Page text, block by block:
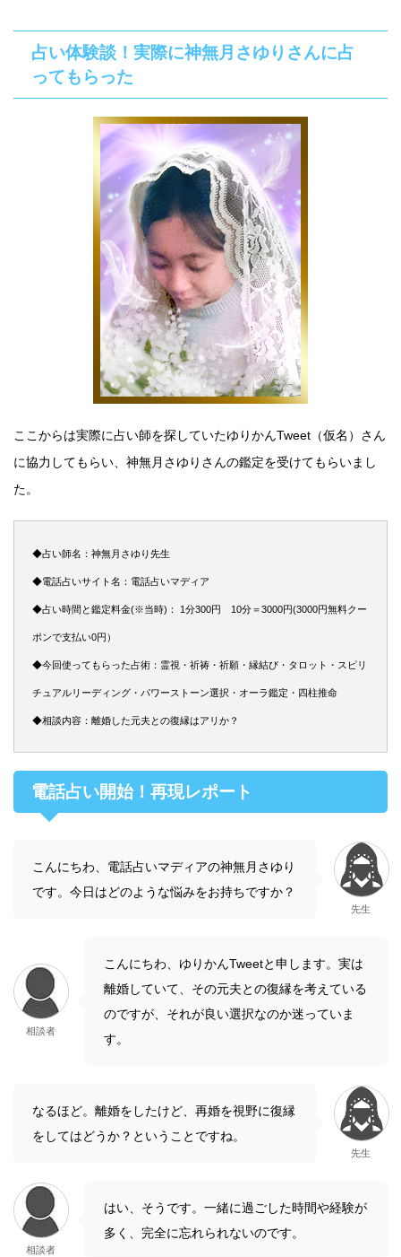
占い体験談！実際に神無月さゆりさんに占
ってもらった
ここからは実際に占い師を探していたゆりかんTweet（仮名）さん
に協力してもらい、神無月さゆりさんの鑑定を受けてもらいまし
た。
◆占い師名：神無月さゆり先生
◆電話占いサイト名：電話占いマディア
◆占い時間と鑑定料金(※当時)： 1分300円 10分＝3000円(3000円無料クー
ポンで支払い0円）
◆今回使ってもらった占術：霊視・祈祷・祈願・縁結び・タロット・スピリ
チュアルリーディング・パワーストーン選択・オーラ鑑定・四柱推命
◆相談内容：離婚した元夫との復縁はアリか？
電話占い開始！再現レポート
こんにちわ、電話占いマディアの神無月さゆり
です。今日はどのような悩みをお持ちですか？
先生
相談者
こんにちわ、ゆりかんTweetと申します。実は
離婚していて、その元夫との復縁を考えている
のですが、それが良い選択なのか迷っていま
す。
なるほど。離婚をしたけど、再婚を視野に復縁
をしてはどうか？ということですね。
先生
相談者
はい、そうです。一緒に過ごした時間や経験が
多く、完全に忘れられないのです。